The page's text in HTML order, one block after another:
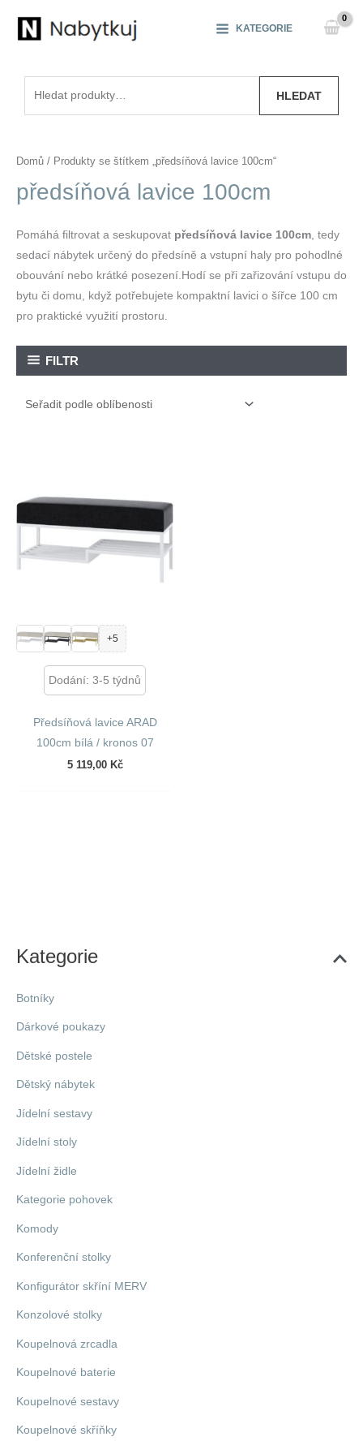
KATEGORIE
HLEDAT
Kategorie
Botníky
Dárkové poukazy
Dětské postele
Dětský nábytek
Jídelní sestavy
Jídelní stoly
Jídelní židle
Kategorie pohovek
Komody
Konferenční stolky
Konfigurátor skříní MERV
Konzolové stolky
Koupelnová zrcadla
Koupelnové baterie
Koupelnové sestavy
Koupelnové skříňky
Domů / Produkty se štítkem „předsíňová lavice 100cm“
předsíňová lavice 100cm
Pomáhá filtrovat a seskupovat předsíňová lavice 100cm , tedy
sedací nábytek určený do předsíně a vstupní haly pro pohodlné
obouvání nebo krátké posezení.Hodí se při zařizování vstupu do
bytu či domu, když potřebujete kompaktní lavici o šířce 100 cm
pro praktické využití prostoru.
FILTR
+5
Dodání: 3-5 týdnů
Předsíňová lavice ARAD
100cm bílá / kronos 07
5 119,00 Kč